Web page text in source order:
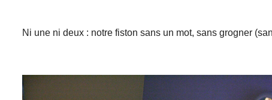
Ni une ni deux : notre fiston sans un mot, sans grogner